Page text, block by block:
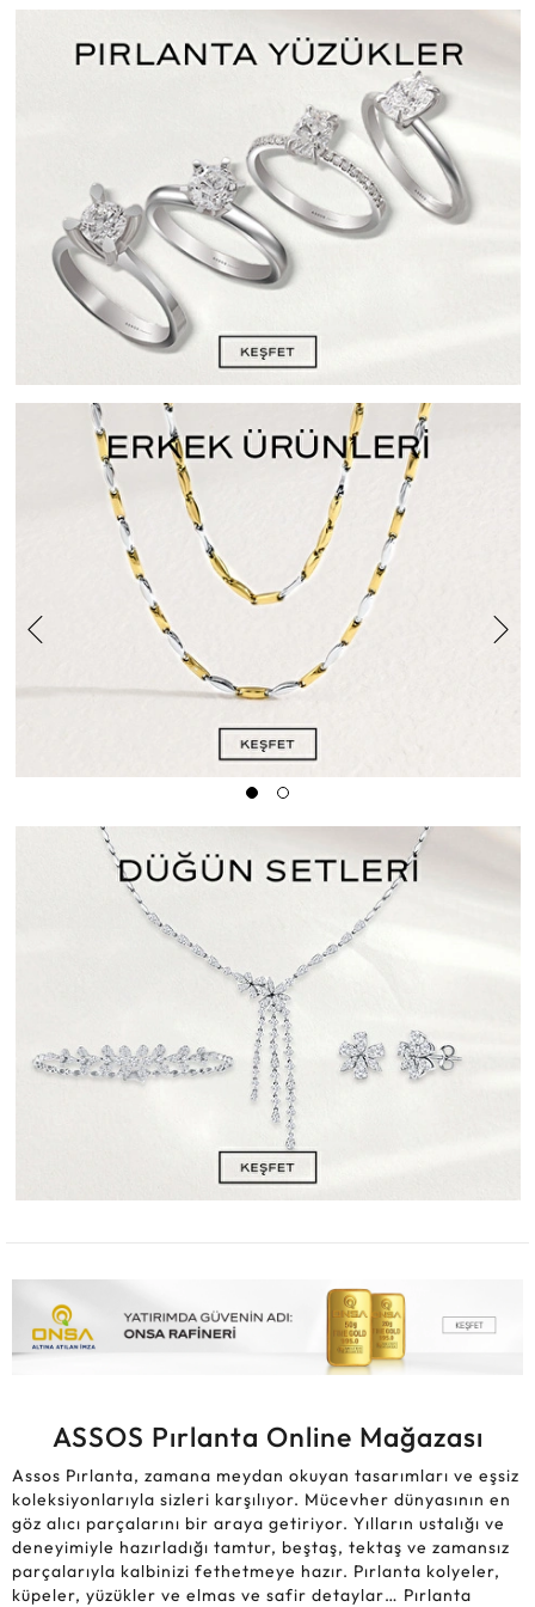
ASSOS Pırlanta Online Mağazası
Assos Pırlanta, zamana meydan okuyan tasarımları ve eşsiz
koleksiyonlarıyla sizleri karşılıyor. Mücevher dünyasının en
göz alıcı parçalarını bir araya getiriyor. Yılların ustalığı ve
deneyimiyle hazırladığı tamtur, beştaş, tektaş ve zamansız
parçalarıyla kalbinizi fethetmeye hazır. Pırlanta kolyeler,
küpeler, yüzükler ve elmas ve safir detaylar… Pırlanta